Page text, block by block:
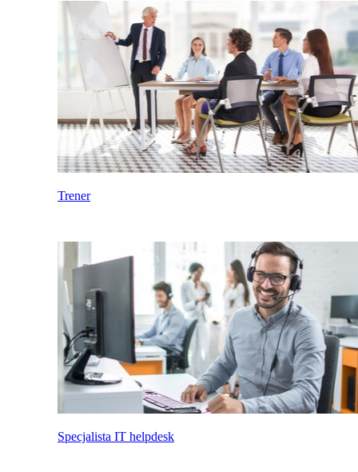
Trener
Specjalista IT helpdesk